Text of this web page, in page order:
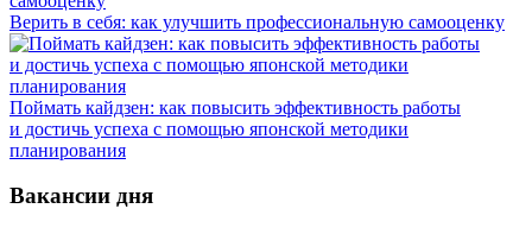
Верить в себя: как улучшить профессиональную самооценку
Поймать кайдзен: как повысить эффективность работы
и достичь успеха с помощью японской методики
планирования
Вакансии дня